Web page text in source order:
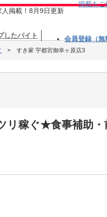
人掲載！8月9日更新
掲載を
したバイト 会員登録（無
すき家 宇都宮御幸ヶ原店3
リ稼ぐ★食事補助・